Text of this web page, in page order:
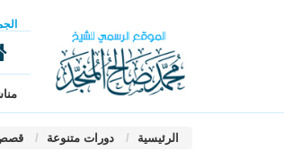
الرئيسية دورات متنوعة قصص